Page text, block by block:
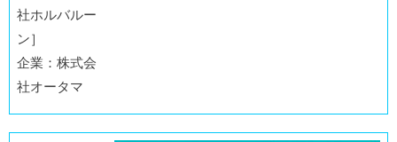
社ホルバルー
ン］
企業：株式会
社オータマ